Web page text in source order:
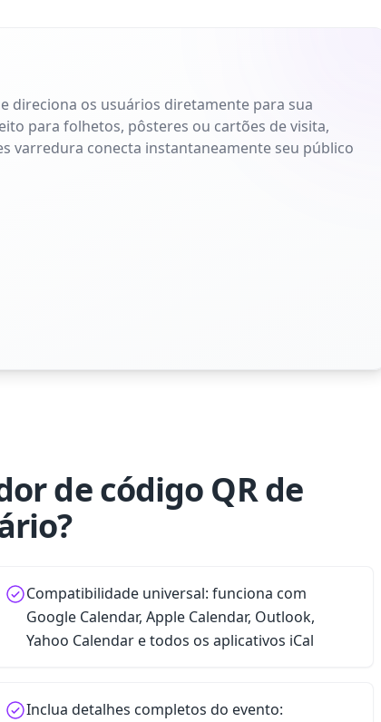
direciona os usuários diretamente para sua
para folhetos, pôsteres ou cartões de visita,
varredura conecta instantaneamente seu público
de código QR de
Compatibilidade universal: funciona com
Google Calendar, Apple Calendar, Outlook,
Yahoo Calendar e todos os aplicativos iCal
Inclua detalhes completos do evento: